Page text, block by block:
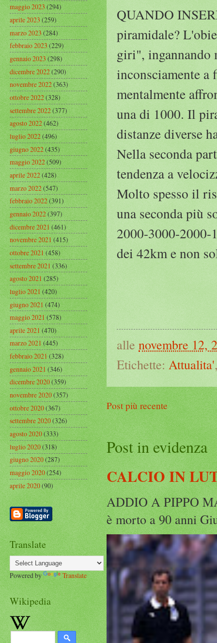
QUANDO
piramidale?
giri", ingannando
inconsciamente a
mentalmente
una di 1000. Il
distanze diverse
Nella seconda
tendenza a
Molto spesso il
una seconda più
2000-3000-2000-
dei 42km e non
alle novembre 12,
Etichette: Attualita'
Post più recente
Post in evidenza
CALCIO IN
ADDIO A PIPPO
è morto a 90 anni
maggio 2023(294)
aprile 2023(259)
marzo 2023(284)
febbraio 2023(229)
gennaio 2023(298)
dicembre 2022(290)
novembre 2022(363)
ottobre 2022(328)
settembre 2022(377)
agosto 2022(462)
luglio 2022(496)
giugno 2022(435)
maggio 2022(509)
aprile 2022(428)
marzo 2022(547)
febbraio 2022(391)
gennaio 2022(397)
dicembre 2021(461)
novembre 2021(415)
ottobre 2021(458)
settembre 2021(336)
agosto 2021(285)
luglio 2021(420)
giugno 2021(474)
maggio 2021(578)
aprile 2021(470)
marzo 2021(445)
febbraio 2021(328)
gennaio 2021(346)
dicembre 2020(359)
novembre 2020(357)
ottobre 2020(367)
settembre 2020(326)
agosto 2020(333)
luglio 2020(318)
giugno 2020(287)
maggio 2020(254)
aprile 2020(90)
Translate
Powered by Translate
Wikipedia